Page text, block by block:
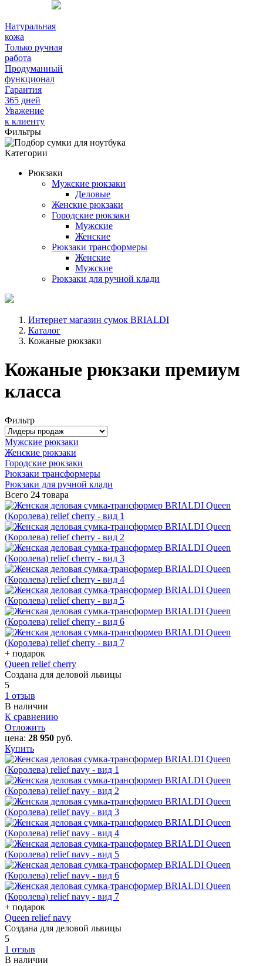
Натуральная
кожа
Только ручная
работа
Продуманный
функционал
Гарантия
365 дней
Уважение
к клиенту
Фильтры
Категории
Рюкзаки
Мужские рюкзаки
Деловые
Женские рюкзаки
Городские рюкзаки
Мужские
Женские
Рюкзаки трансформеры
Женские
Мужские
Рюкзаки для ручной клади
Интернет магазин сумок BRIALDI
Каталог
Кожаные рюкзаки
Кожаные рюкзаки премиум
класса
Фильтр
Мужские рюкзаки
Женские рюкзаки
Городские рюкзаки
Рюкзаки трансформеры
Рюкзаки для ручной клади
Всего 24 товара
+ подарок
Queen relief cherry
Создана для деловой львицы
5
1 отзыв
В наличии
К сравнению
Отложить
цена: 28 950 руб.
Купить
+ подарок
Queen relief navy
Создана для деловой львицы
5
1 отзыв
В наличии